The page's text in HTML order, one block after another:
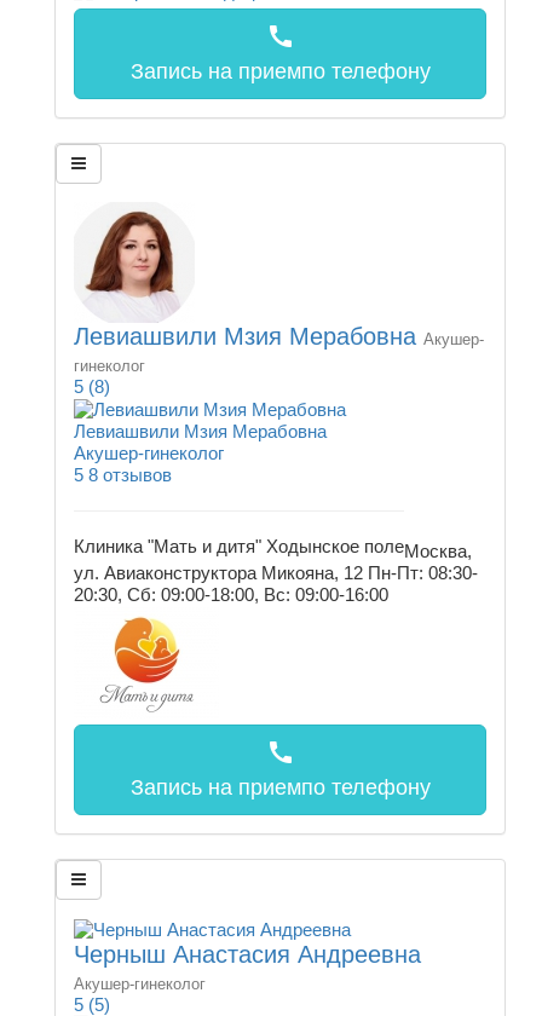
call
Запись на приемпо телефону
Левиашвили Мзия Мерабовна Акушер-
гинеколог
5 (8)
Левиашвили Мзия Мерабовна
Акушер-гинеколог
5 8 отзывов
Клиника "Мать и дитя" Ходынское полеМосква,
ул. Авиаконструктора Микояна, 12 Пн-Пт: 08:30-
20:30, Сб: 09:00-18:00, Вс: 09:00-16:00
call
Запись на приемпо телефону
Черныш Анастасия Андреевна
Акушер-гинеколог
5 (5)